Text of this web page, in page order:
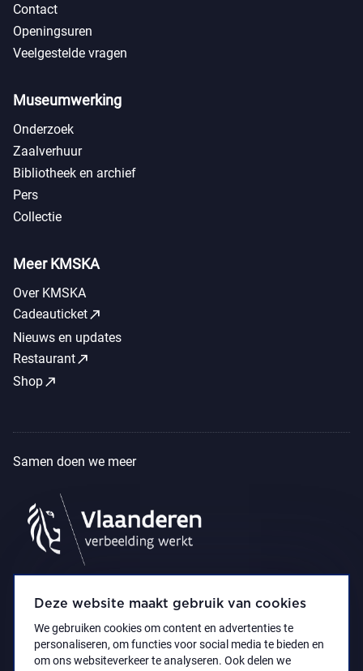
Deze website maakt gebruik van cookies
We gebruiken cookies om content en advertenties te
personaliseren, om functies voor social media te bieden en
om ons websiteverkeer te analyseren. Ook delen we
Contact
Openingsuren
Veelgestelde vragen
Museumwerking
Onderzoek
Zaalverhuur
Bibliotheek en archief
Pers
Collectie
Meer KMSKA
Over KMSKA
Cadeauticketcall_made
Nieuws en updates
Restaurantcall_made
Shopcall_made
Samen doen we meer